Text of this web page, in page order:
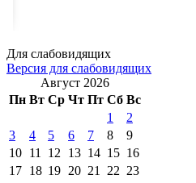
Для слабовидящих
Версия для слабовидящих
Август 2026
Пн Вт Ср Чт Пт Сб Вс
1
2
3
4 5 6 7 8
9
10 11 12 13 14 15 16
17 18 19 20 21 22 23